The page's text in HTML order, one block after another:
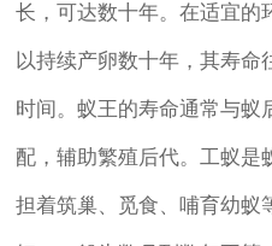
长，可达数十年。在适宜的
以持续产卵数十年，其寿
时间。蚁王的寿命通常与蚁
配，辅助繁殖后代。工蚁是
担着筑巢、觅食、哺育幼蚁